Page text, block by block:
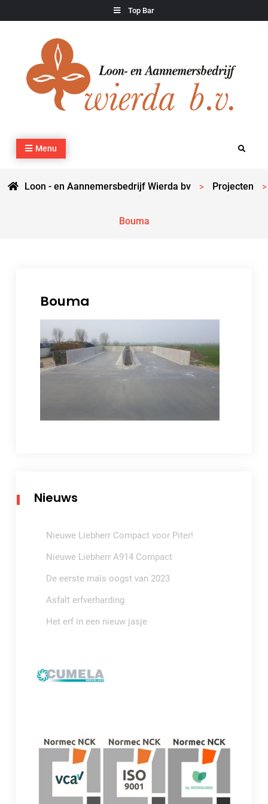
to
Top Bar
Loon – en Aannemersbedrijf Wierda bv
Kraan- en machineverhuur, agrarisch werk, grondverzet,
cultuurtechnisch werk en transport
Menu Search
Loon - en Aannemersbedrijf Wierda bv > Projecten >
Bouma
Bouma
Nieuws
Nieuwe Liebherr Compact voor Piter!
Nieuwe Liebherr A914 Compact
De eerste maïs oogst van 2023
Asfalt erfverharding
Het erf in een nieuw jasje